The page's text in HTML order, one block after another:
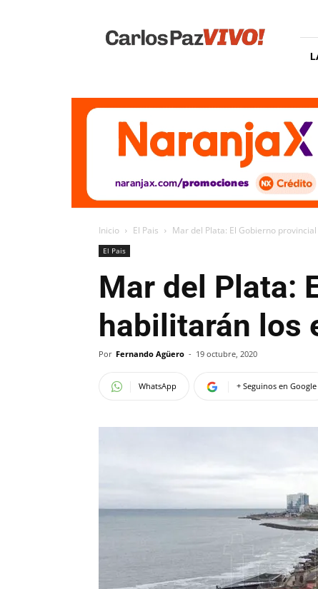
Vivo
Inicio El Pais Mar del Plata: El Gobierno
El Pais
Mar del Plata:
habilitarán los
Por Fernando Agüero - 19 octubre, 2020
WhatsApp + Seguinos en Google